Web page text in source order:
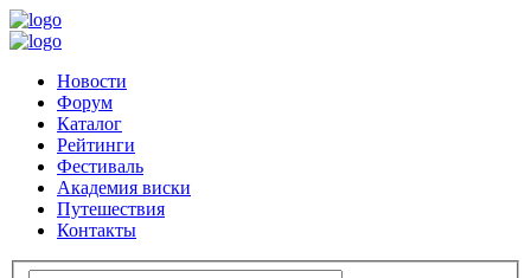
Новости
Форум
Каталог
Рейтинги
Фестиваль
Академия виски
Путешествия
Контакты